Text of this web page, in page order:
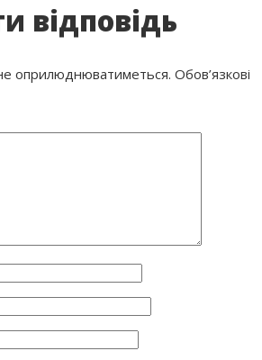
відповідь
оприлюднюватиметься. Обов’язкові